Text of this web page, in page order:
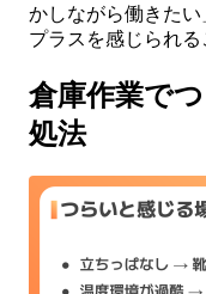
かしながら働きた
プラスを感じられる
倉庫作業で
処法